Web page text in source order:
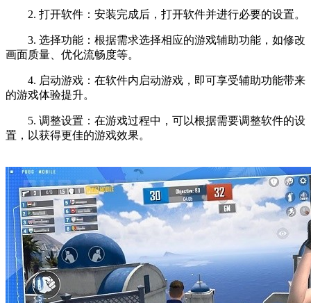
2. 打开软件：安装完成后，打开软件并进行必要的设置。
3. 选择功能：根据需求选择相应的游戏辅助功能，如修改
画面质量、优化流畅度等。
4. 启动游戏：在软件内启动游戏，即可享受辅助功能带来
的游戏体验提升。
5. 调整设置：在游戏过程中，可以根据需要调整软件的设
置，以获得更佳的游戏效果。